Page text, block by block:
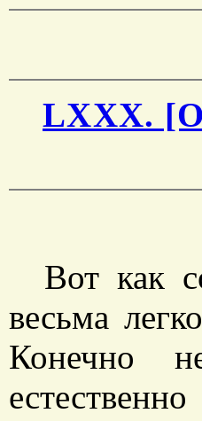
LXXX.
Вот как
весьма
Конечно